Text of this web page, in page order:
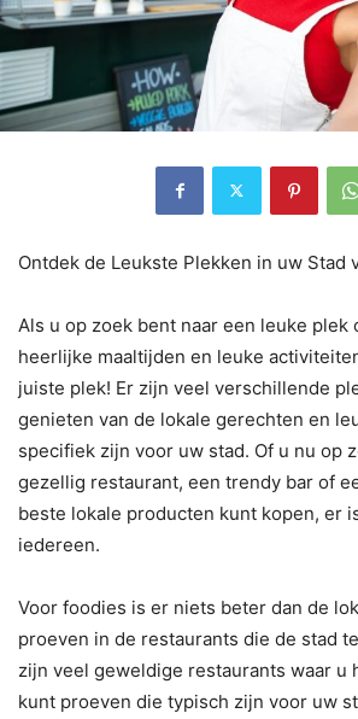
Ontdek de Leukste Plekken in uw Stad
Als u op zoek bent naar een leuke plek
heerlijke maaltijden en leuke
juiste plek! Er zijn veel verschillende
genieten van de lokale gerechten en
specifiek zijn voor uw stad. Of u nu op
gezellig restaurant, een trendy bar of
beste lokale producten kunt kopen, er
iedereen.
Voor foodies is er niets beter dan de
proeven in de restaurants die de stad
zijn veel geweldige restaurants waar u
kunt proeven die typisch zijn voor uw